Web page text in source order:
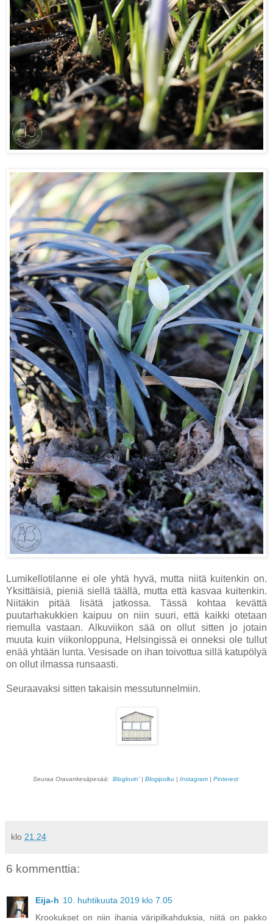
Lumikellotilanne ei ole yhtä hyvä, mutta niitä kuitenkin on.
Yksittäisiä, pieniä siellä täällä, mutta että kasvaa kuitenkin.
Niitäkin pitää lisätä jatkossa. Tässä kohtaa kevättä
puutarhakukkien kaipuu on niin suuri, että kaikki otetaan
riemulla vastaan. Alkuviikon sää on ollut sitten jo jotain
muuta kuin viikonloppuna, Helsingissä ei onneksi ole tullut
enää yhtään lunta. Vesisade on ihan toivottua sillä katupölyä
on ollut ilmassa runsaasti.
Seuraavaksi sitten takaisin messutunnelmiin.
Seuraa Oravankesäpesää: Bloglovin' | Blogipolku | Instagram | Pinterest
klo 21.24
6 kommenttia:
Eija-h 10. huhtikuuta 2019 klo 7.05
Krookukset on niin ihania väripilkahduksia, niitä on pakko